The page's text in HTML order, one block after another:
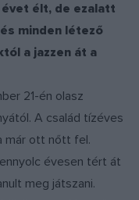
élt, de ezalatt
minden létező
a jazzen át a
21-én olasz
A család tízéves
már ott nőtt fel.
évesen tért át
meg játszani.